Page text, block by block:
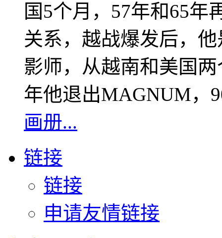
国5个月，57年和65年
关系，越战爆发后，
影师，从越南和美国
年他退出MAGNUM，
画册...
链接
链接
申请友情链接